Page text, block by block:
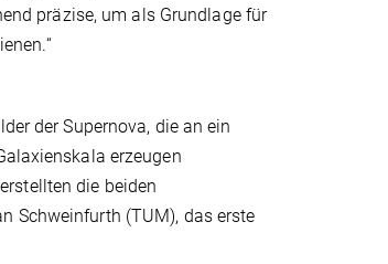
präzise, um als Grundlage für
der Supernova, die an ein
erzeugen
die beiden
Schweinfurth (TUM), das erste